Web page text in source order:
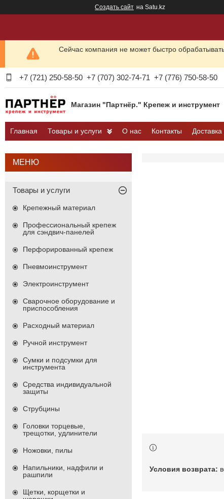
Создать сайт на Satu.kz
Сейчас компания не может быстро
+7 (721) 250-58-50 +7 (707) 302-74-71 +7 (776) 750-58-50
Магазин "Партнёр." Крепеж и инструмент
Главная Товары и услуги О нас Контакты
Товары и услуги
Крепежный материал
Профессиональный крепеж
для сэндвич-панелей
Перфорированный крепеж
Пневмоинструмент
Электроинструмент
Сварочное оборудование и
приспособления
Расходный материал
Ручной инструмент
Сумки и подсумки для
инструмента
Средства индивидуальной
защиты
Струбцины
Головки торцевые,
трещотки, удлинители
Ножовки, пилы
Напильники, надфили и
рашпили
Щетки, корщетки и